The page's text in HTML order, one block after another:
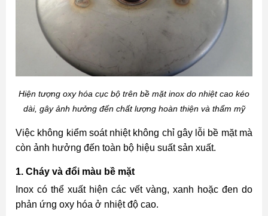
Hiện tượng oxy hóa cục bộ trên bề mặt inox do nhiệt cao kéo
dài, gây ảnh hưởng đến chất lượng hoàn thiện và thẩm mỹ
Việc không kiểm soát nhiệt không chỉ gây lỗi bề mặt mà
còn ảnh hưởng đến toàn bộ hiệu suất sản xuất.
1. Cháy và đổi màu bề mặt
Inox có thể xuất hiện các vết vàng, xanh hoặc đen do
phản ứng oxy hóa ở nhiệt độ cao.